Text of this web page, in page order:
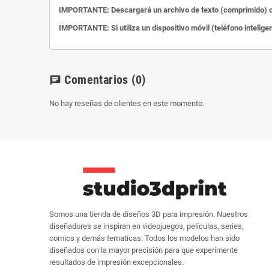
IMPORTANTE: Descargará un archivo de texto
IMPORTANTE: Si utiliza un dispositivo móvil (teléfono
chat Comentarios (0)
No hay reseñas de clientes en este momento.
Somos una tienda de diseños 3D para impresión. Nuestros
diseñadores se inspiran en videojuegos, películas, series,
comics y demás tematicas. Todos los modelos han sido
diseñados con la mayor precisión para que experimente
resultados de impresión excepcionales.